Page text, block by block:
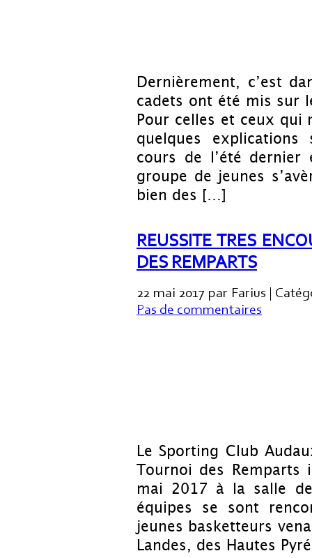
Dernièrement, c’est
cadets ont été mis sur
Pour celles et ceux qui
quelques explications
cours de l’été dernier
groupe de jeunes
bien des […]
REUSSITE TRES
DES REMPARTS
22 mai 2017 par Farius |
Pas de commentaires
Le Sporting Club
Tournoi des
mai 2017 à la salle
équipes se sont
jeunes basketteurs
Landes, des Hautes